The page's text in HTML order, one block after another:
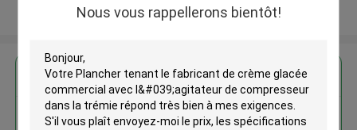
Nous vous rappellerons bientôt!
Regardez plus
Plancher tenant le fabricant de